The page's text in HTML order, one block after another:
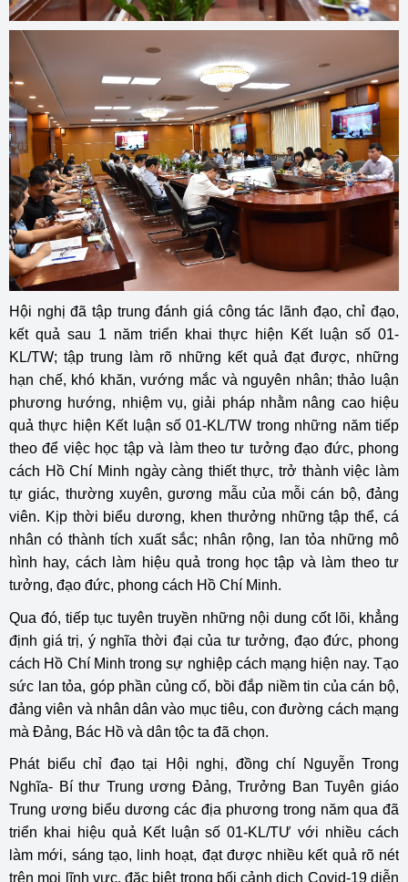
Hội nghị đã tập trung đánh giá công tác lãnh đạo, chỉ đạo,
kết quả sau 1 năm triển khai thực hiện Kết luận số 01-
KL/TW; tập trung làm rõ những kết quả đạt được, những
hạn chế, khó khăn, vướng mắc và nguyên nhân; thảo luận
phương hướng, nhiệm vụ, giải pháp nhằm nâng cao hiệu
quả thực hiện Kết luận số 01-KL/TW trong những năm tiếp
theo để việc học tập và làm theo tư tưởng đạo đức, phong
cách Hồ Chí Minh ngày càng thiết thực, trở thành việc làm
tự giác, thường xuyên, gương mẫu của mỗi cán bộ, đảng
viên. Kịp thời biểu dương, khen thưởng những tập thể, cá
nhân có thành tích xuất sắc; nhân rộng, lan tỏa những mô
hình hay, cách làm hiệu quả trong học tập và làm theo tư
tưởng, đạo đức, phong cách Hồ Chí Minh.
Qua đó, tiếp tục tuyên truyền những nội dung cốt lõi, khẳng
định giá trị, ý nghĩa thời đại của tư tưởng, đạo đức, phong
cách Hồ Chí Minh trong sự nghiệp cách mạng hiện nay. Tạo
sức lan tỏa, góp phần củng cố, bồi đắp niềm tin của cán bộ,
đảng viên và nhân dân vào mục tiêu, con đường cách mạng
mà Đảng, Bác Hồ và dân tộc ta đã chọn.
Phát biểu chỉ đạo tại Hội nghị, đồng chí Nguyễn Trong
Nghĩa- Bí thư Trung ương Đảng, Trưởng Ban Tuyên giáo
Trung ương biểu dương các địa phương trong năm qua đã
triển khai hiệu quả Kết luận số 01-KL/TƯ với nhiều cách
làm mới, sáng tạo, linh hoạt, đạt được nhiều kết quả rõ nét
trên mọi lĩnh vực, đặc biệt trong bối cảnh dịch Covid-19 diễn